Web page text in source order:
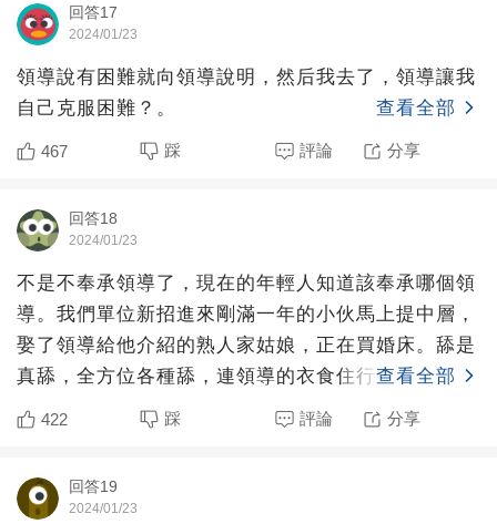
回答17
2024/01/23
領導說有困難就向領導說明，然后我去了，領導讓我
自己克服困難？。
查看全部
467 踩 評論 分享
回答18
2024/01/23
不是不奉承領導了，現在的年輕人知道該奉承哪個領
導。我們單位新招進來剛滿一年的小伙馬上提中層，
娶了領導給他介紹的熟人家姑娘，正在買婚床。舔是
真舔，全方位各種舔，連領導的衣食住行都伺候得到
位，全單位四副科
查看全部
422 踩 評論 分享
回答19
2024/01/23